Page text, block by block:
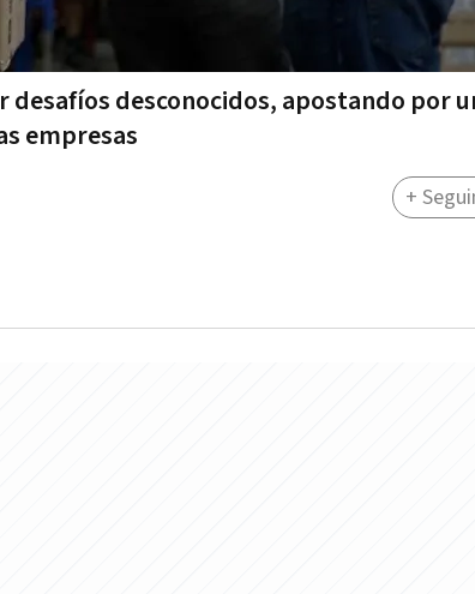
desconocidos, apostando por
empresas
+